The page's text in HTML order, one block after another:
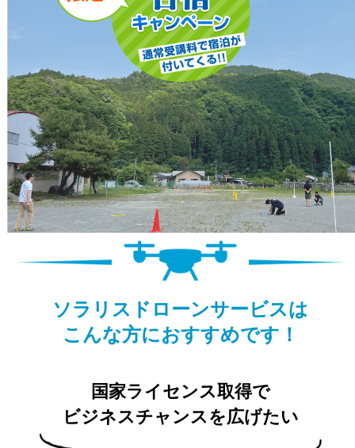
ソラリスドローンサービスは
こんな方におすすめです！
国家ライセンス取得で
ビジネスチャンスを広げたい